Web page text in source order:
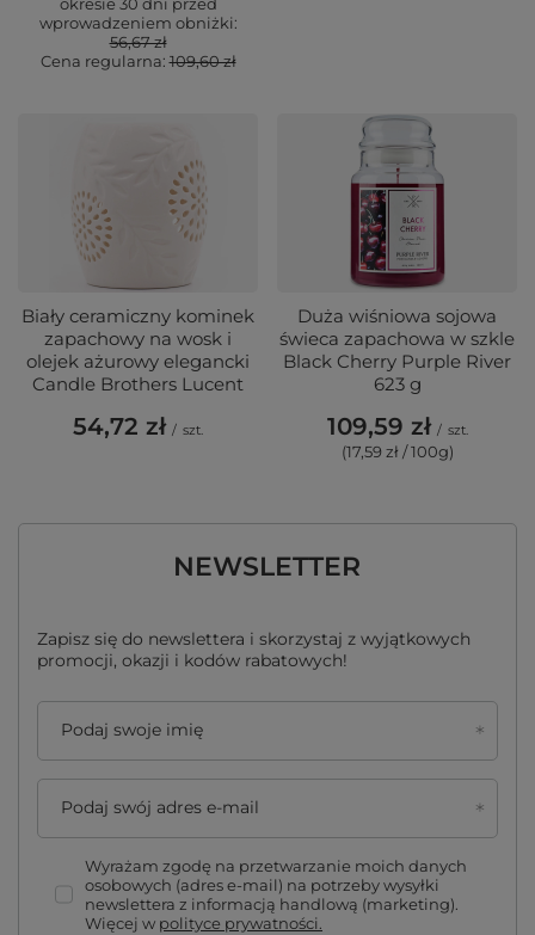
wprowadzeniem obniżki:
56,67 zł
Cena regularna:109,60 zł
Biały ceramiczny kominek
zapachowy na wosk i
olejek ażurowy elegancki
Candle Brothers Lucent
54,72 zł / szt.
Duża wiśniowa sojowa
świeca zapachowa w szkle
Black Cherry Purple River
623 g
109,59 zł / szt.
(17,59 zł / 100g)
NEWSLETTER
Zapisz się do newslettera i skorzystaj z wyjątkowych
promocji, okazji i kodów rabatowych!
Podaj swoje imię
Podaj swój adres e-mail
Wyrażam zgodę na przetwarzanie moich danych
osobowych (adres e-mail) na potrzeby wysyłki
newslettera z informacją handlową (marketing).
Więcej w polityce prywatności.